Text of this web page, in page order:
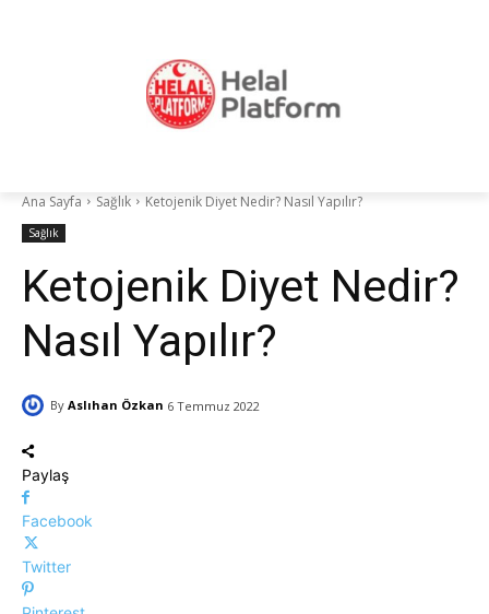
Ana Sayfa Sağlık Ketojenik Diyet Nedir? Nasıl Yapılır?
Sağlık
Ketojenik Diyet Nedir?
Nasıl Yapılır?
By Aslıhan Özkan 6 Temmuz 2022
Paylaş
Facebook
Twitter